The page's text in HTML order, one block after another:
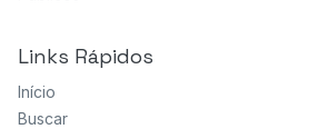
Links Rápidos
Início
Buscar